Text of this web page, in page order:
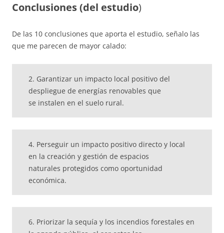
Conclusiones (del estudio)
De las 10 conclusiones que aporta el estudio, señalo las
que me parecen de mayor calado:
2. Garantizar un impacto local positivo del
despliegue de energías renovables que
se instalen en el suelo rural.
4. Perseguir un impacto positivo directo y local
en la creación y gestión de espacios
naturales protegidos como oportunidad
económica.
6. Priorizar la sequía y los incendios forestales en